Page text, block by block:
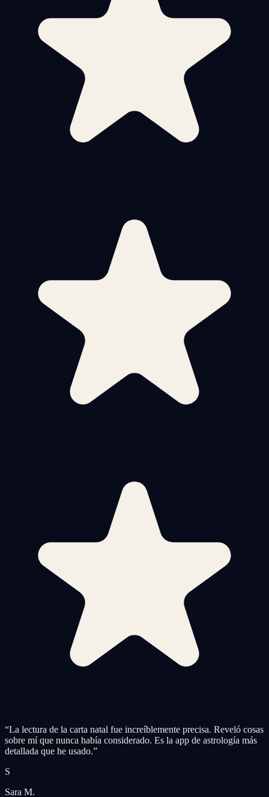
“La lectura de la carta natal fue increíblemente precisa. Reveló cosas
sobre mí que nunca había considerado. Es la app de astrología más
detallada que he usado.”
S
Sara M.